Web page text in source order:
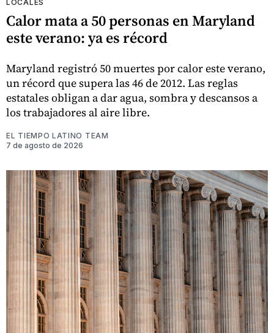
LOCALES
Calor mata a 50 personas en Maryland
este verano: ya es récord
Maryland registró 50 muertes por calor este verano,
un récord que supera las 46 de 2012. Las reglas
estatales obligan a dar agua, sombra y descansos a
los trabajadores al aire libre.
EL TIEMPO LATINO TEAM
7 de agosto de 2026